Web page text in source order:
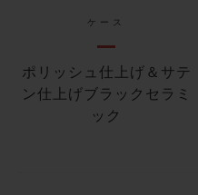
ケース
ポリッシュ仕上げ＆サテ
ン仕上げブラックセラミ
ック